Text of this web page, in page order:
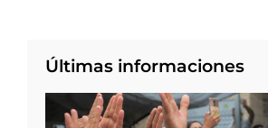
Últimas informaciones